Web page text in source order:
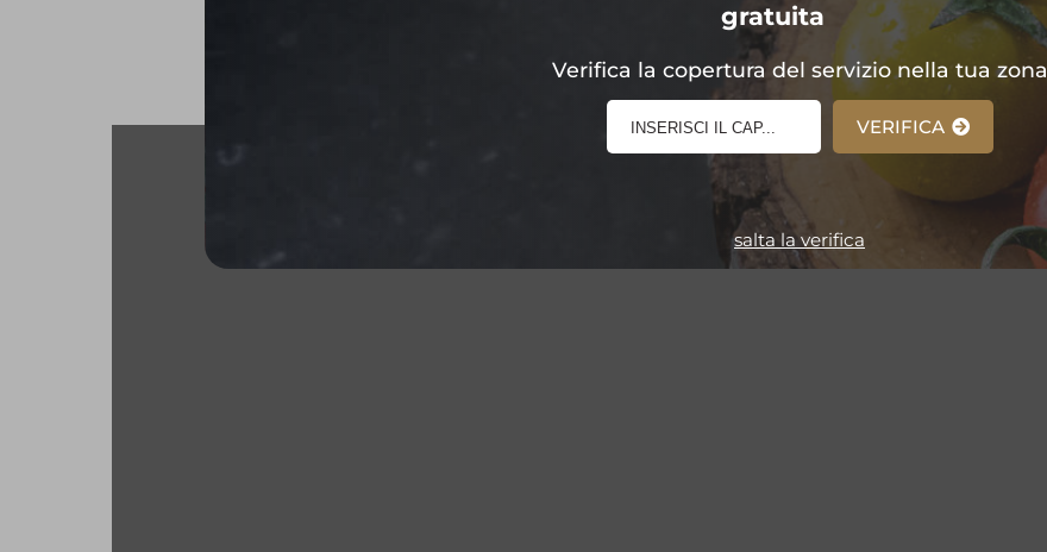
E-Shop!
gratuita
Verifica la copertura del servizio nella tua zona
VERIFICA
salta la verifica